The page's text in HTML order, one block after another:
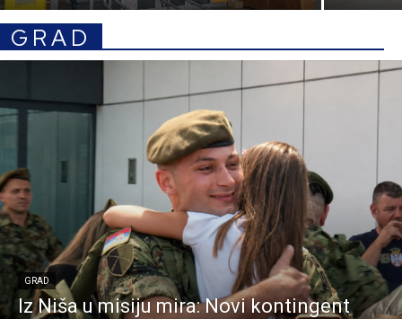
GRAD
GRAD
Iz Niša u misiju mira: Novi kontingent